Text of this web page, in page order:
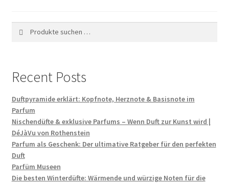
Recent Posts
Duftpyramide erklärt: Kopfnote, Herznote & Basisnote im
Parfum
Nischendüfte & exklusive Parfums – Wenn Duft zur Kunst wird |
DéJàVu von Rothenstein
Parfum als Geschenk: Der ultimative Ratgeber für den perfekten
Duft
Parfüm Museen
Die besten Winterdüfte: Wärmende und würzige Noten für die